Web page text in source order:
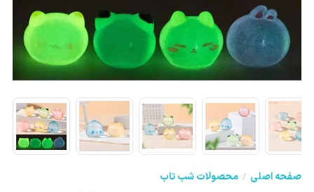
صفحه اصلی محصولات شب تاب